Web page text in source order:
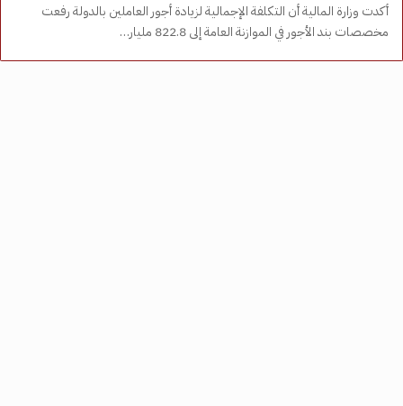
أكدت وزارة المالية أن التكلفة الإجمالية لزيادة أجور العاملين بالدولة رفعت
مخصصات بند الأجور في الموازنة العامة إلى 822.8 مليار…